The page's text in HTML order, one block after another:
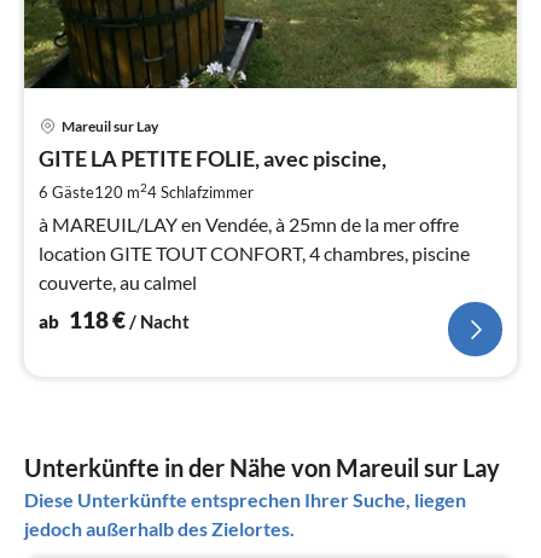
Mareuil sur Lay
GITE LA PETITE FOLIE, avec piscine,
6 Gäste120 m24Schlafzimmer
à MAREUIL/LAY en Vendée, à 25mn de la mer offre
location GITE TOUT CONFORT, 4 chambres, piscine
couverte, au calmel
ab 118€/ Nacht
Unterkünfte in der Nähe von Mareuil sur Lay
Diese Unterkünfte entsprechen Ihrer Suche, liegen
jedoch außerhalb des Zielortes.